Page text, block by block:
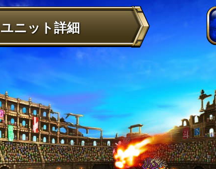
ユニット詳細